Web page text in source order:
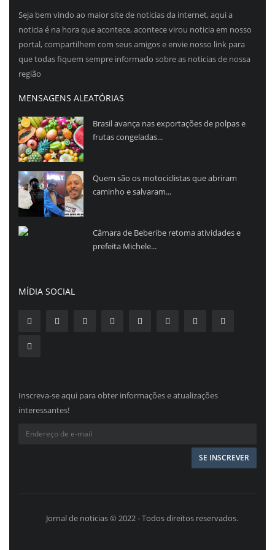
Seja bem vindo ao maior site de noticias da internet, aqui a
noticia é na hora que acontece, acontece virou noticia em nosso
portal, compartilhem com seus amigos e envie nosso link para
que todas fiquem sempre informado sobre as noticias de nossa
região
MENSAGENS ALEATÓRIAS
Brasil avança nas exportações de polpas e
frutas congeladas...
Quem são os motociclistas que abriram
caminho e salvaram...
Câmara de Beberibe retoma atividades e
prefeita Michele...
MÍDIA SOCIAL
Inscreva-se aqui para obter informações e atualizações
interessantes!
Jornal de noticias © 2022 - Todos direitos reservados.